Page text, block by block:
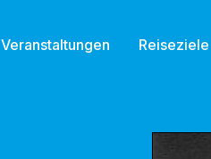
Veranstaltungen Reiseziele